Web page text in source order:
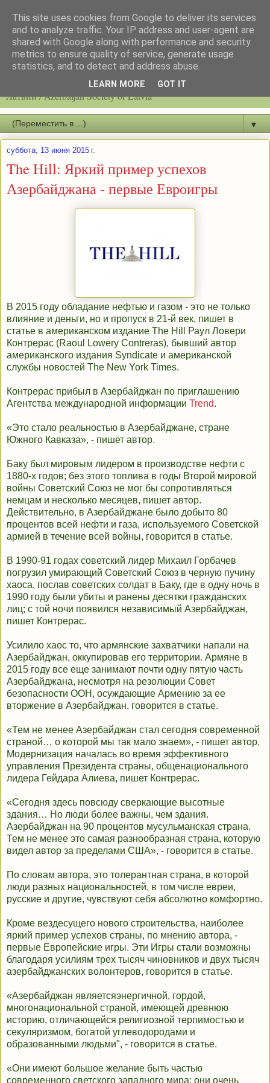
Latvijas azerbaidžāņu biedrību / Общество азербайджанцев
Латвии / Azerbaijan Society of Latvia
▼
суббота, 13 июня 2015 г.
The Hill: Яркий пример успехов
Азербайджана - первые Евроигры
В 2015 году обладание нефтью и газом - это не только
влияние и деньги, но и пропуск в 21-й век, пишет в
статье в американском издание The Hill Раул Ловери
Контрерас (Raoul Lowery Contreras), бывший автор
американского издания Syndicate и американской
службы новостей The New York Times.
Контрерас прибыл в Азербайджан по приглашению
Агентства международной информации Trend.
«Это стало реальностью в Азербайджане, стране
Южного Кавказа», - пишет автор.
Баку был мировым лидером в производстве нефти с
1880-х годов; без этого топлива в годы Второй мировой
войны Советский Союз не мог бы сопротивляться
немцам и несколько месяцев, пишет автор.
Действительно, в Азербайджане было добыто 80
процентов всей нефти и газа, используемого Советской
армией в течение всей войны, говорится в статье.
В 1990-91 годах советский лидер Михаил Горбачев
погрузил умирающий Советский Союз в черную пучину
хаоса, послав советских солдат в Баку, где в одну ночь в
1990 году были убиты и ранены десятки гражданских
лиц; с той ночи появился независимый Азербайджан,
пишет Контрерас.
Усилило хаос то, что армянские захватчики напали на
Азербайджан, оккупировав его территории. Армяне в
2015 году все еще занимают почти одну пятую часть
Азербайджана, несмотря на резолюции Совет
безопасности ООН, осуждающие Армению за ее
вторжение в Азербайджан, говорится в статье.
«Тем не менее Азербайджан стал сегодня современной
страной… о которой мы так мало знаем», - пишет автор.
Модернизация началась во время эффективного
управления Президента страны, общенационального
лидера Гейдара Алиева, пишет Контрерас.
«Сегодня здесь повсюду сверкающие высотные
здания… Но люди более важны, чем здания.
Азербайджан на 90 процентов мусульманская страна.
Тем не менее это самая разнообразная страна, которую
видел автор за пределами США», - говорится в статье.
По словам автора, это толерантная страна, в которой
люди разных национальностей, в том числе евреи,
русские и другие, чувствуют себя абсолютно комфортно.
Кроме вездесущего нового строительства, наиболее
яркий пример успехов страны, по мнению автора, -
первые Европейские игры. Эти Игры стали возможны
благодаря усилиям трех тысяч чиновников и двух тысяч
азербайджанских волонтеров, говорится в статье.
«Азербайджан являетсяэнергичной, гордой,
многонациональной страной, имеющей древнюю
историю, отличающейся религиозной терпимостью и
секуляризмом, богатой углеводородами и
образованными людьми", - говорится в статье.
«Они имеют большое желание быть частью
современного светского западного мира; они очень
This site uses cookies from Google to deliver its services
and to analyze traffic. Your IP address and user-agent are
shared with Google along with performance and security
metrics to ensure quality of service, generate usage
statistics, and to detect and address abuse.
LEARN MORE GOT IT